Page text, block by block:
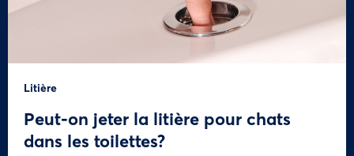
Litière
Peut-on jeter la litière pour chats
dans les toilettes?